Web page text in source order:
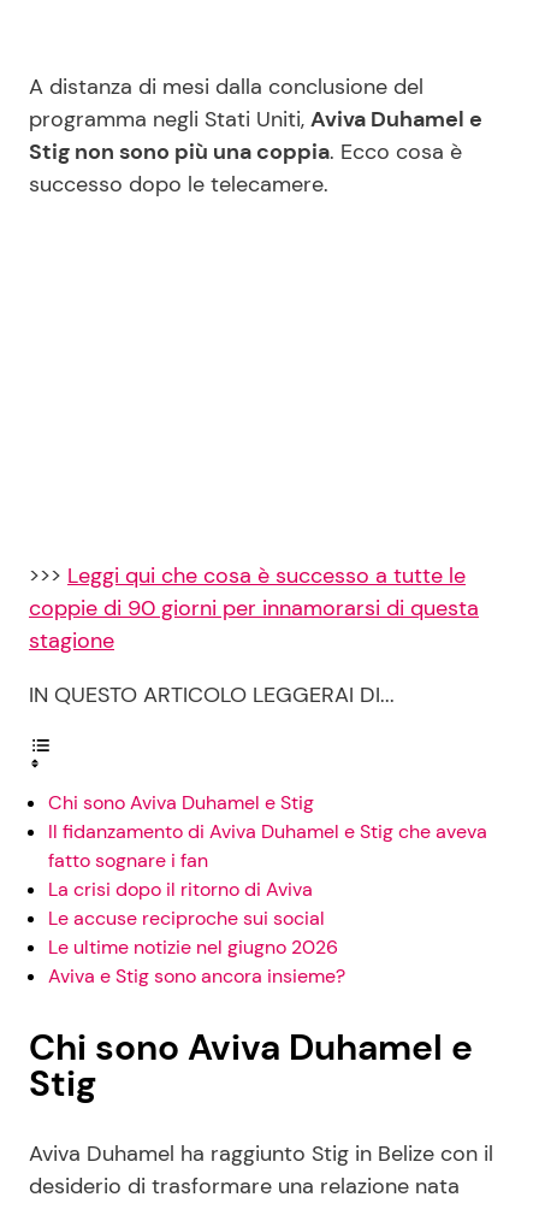
Privacy Policy
A distanza di mesi dalla conclusione del
programma negli Stati Uniti, Aviva Duhamel e
Stig non sono più una coppia. Ecco cosa è
successo dopo le telecamere.
>>> Leggi qui che cosa è successo a tutte le
coppie di 90 giorni per innamorarsi di questa
stagione
IN QUESTO ARTICOLO LEGGERAI DI...
Chi sono Aviva Duhamel e Stig
Il fidanzamento di Aviva Duhamel e Stig che aveva
fatto sognare i fan
La crisi dopo il ritorno di Aviva
Le accuse reciproche sui social
Le ultime notizie nel giugno 2026
Aviva e Stig sono ancora insieme?
Chi sono Aviva Duhamel e
Stig
Aviva Duhamel ha raggiunto Stig in Belize con il
desiderio di trasformare una relazione nata